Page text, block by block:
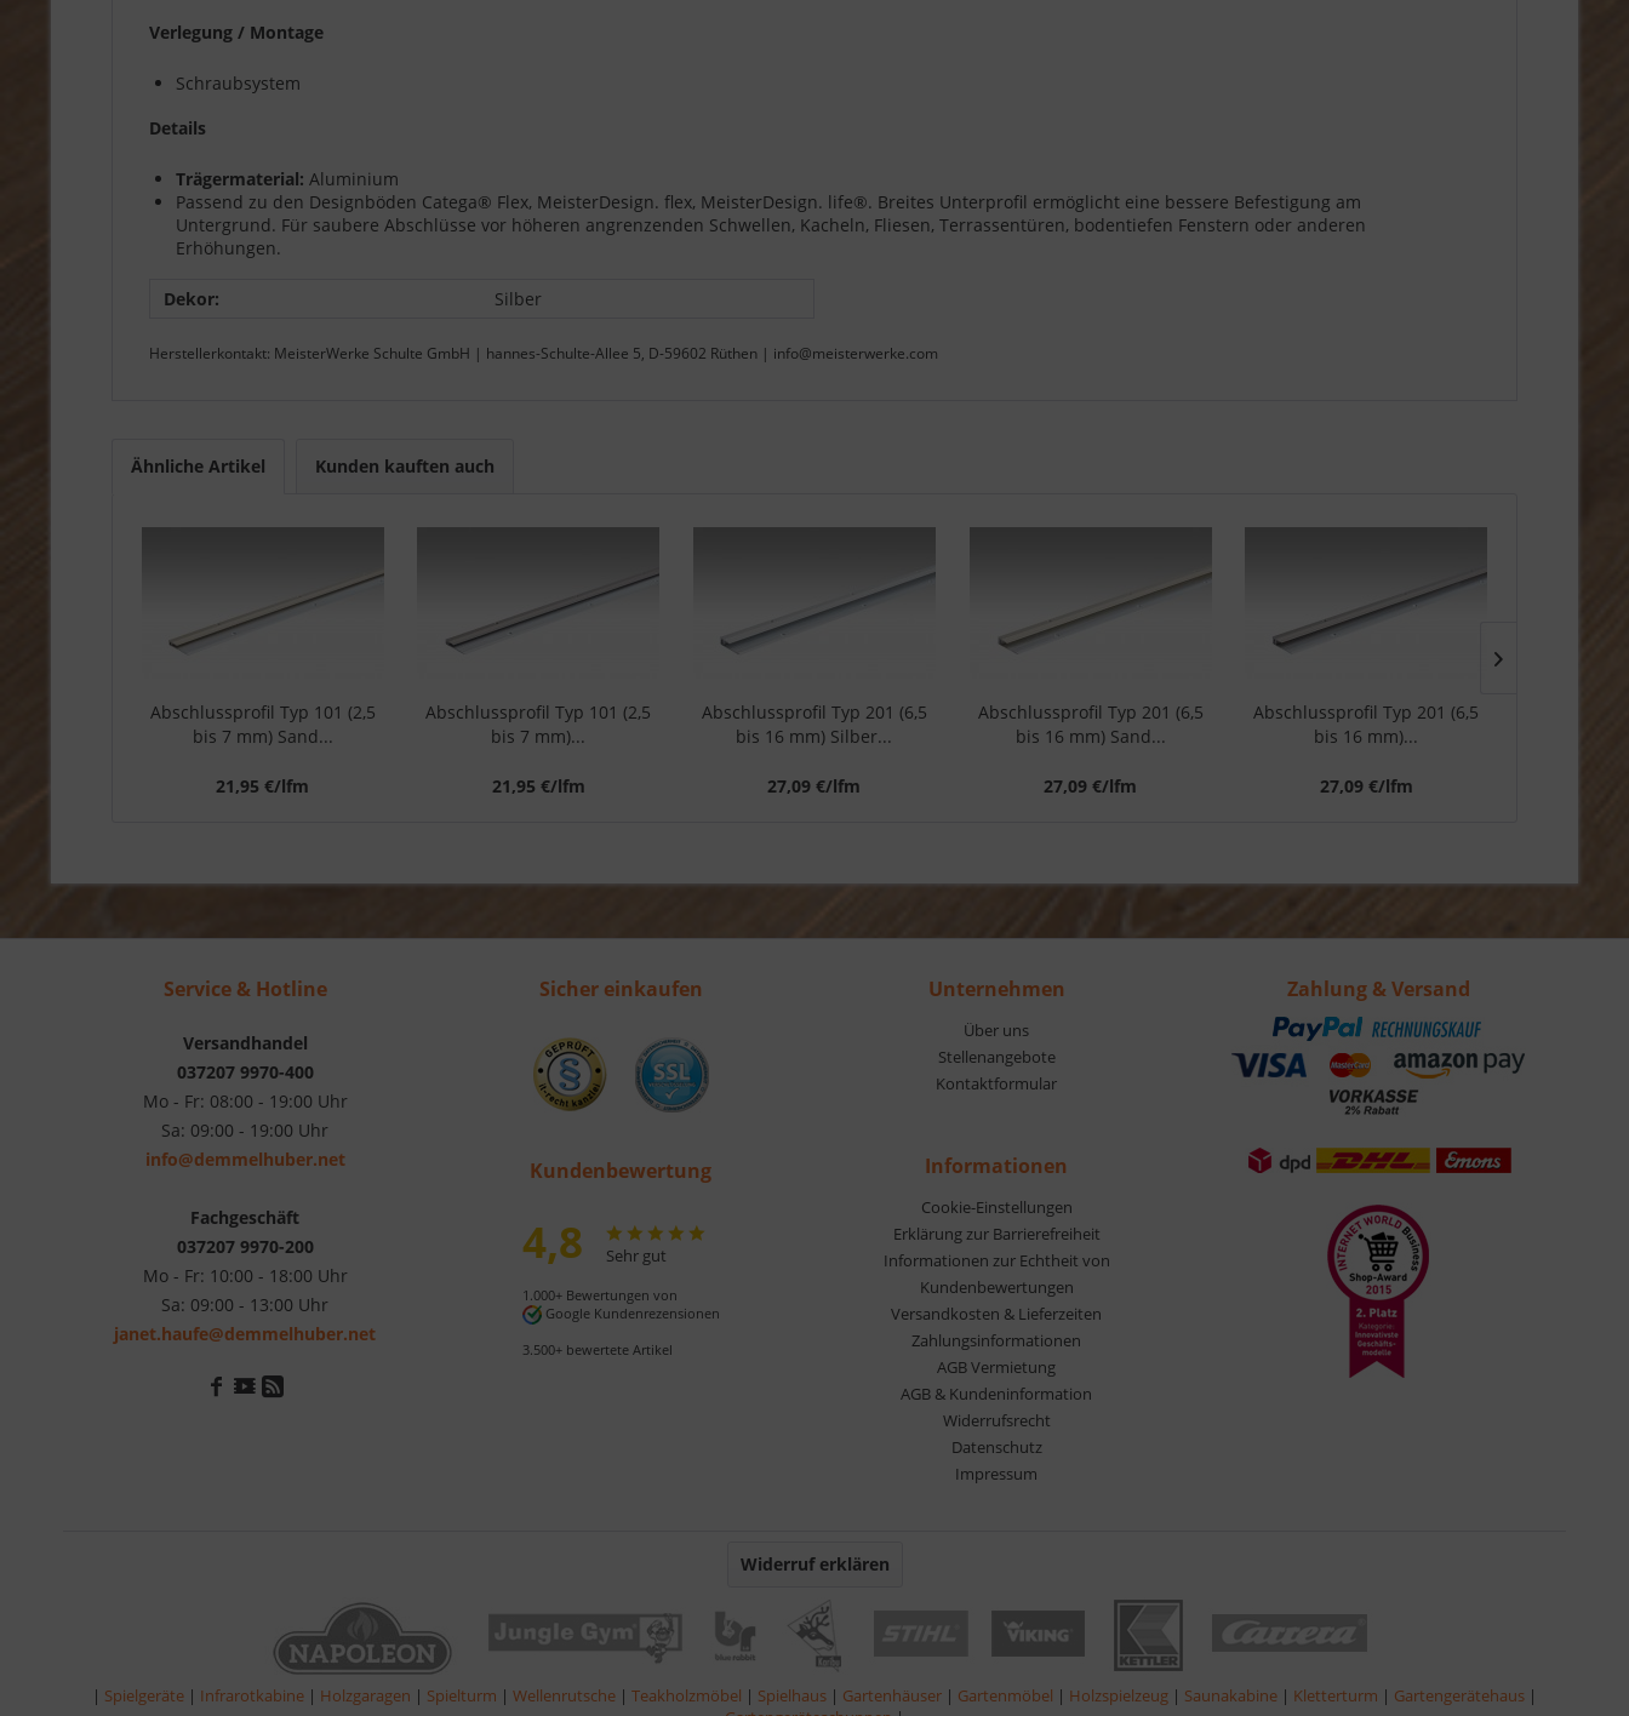
Verlegung / Montage
Schraubsystem
Details
Trägermaterial: Aluminium
Passend zu den Designböden Catega® Flex, MeisterDesign. flex, MeisterDesign. life®. Breites Unterprofil ermöglicht eine bessere Befestigung am
Untergrund. Für saubere Abschlüsse vor höheren angrenzenden Schwellen, Kacheln, Fliesen, Terrassentüren, bodentiefen Fenstern oder anderen
Erhöhungen.
Dekor: Silber
Herstellerkontakt: MeisterWerke Schulte GmbH | hannes-Schulte-Allee 5, D-59602 Rüthen | info@meisterwerke.com
Ähnliche Artikel Kunden kauften auch
Abschlussprofil Typ 101 (2,5
bis 7 mm) Sand...
21,95 €/lfm
Abschlussprofil Typ 101 (2,5
bis 7 mm)...
21,95 €/lfm
Abschlussprofil Typ 201 (6,5
bis 16 mm) Silber...
27,09 €/lfm
Abschlussprofil Typ 201 (6,5
bis 16 mm) Sand...
27,09 €/lfm
Abschlussprofil Typ 201 (6,5
bis 16 mm)...
27,09 €/lfm
Service & Hotline
Versandhandel
037207 9970-400
Mo - Fr: 08:00 - 19:00 Uhr
Sa: 09:00 - 19:00 Uhr
info@demmelhuber.net
Fachgeschäft
037207 9970-200
Mo - Fr: 10:00 - 18:00 Uhr
Sa: 09:00 - 13:00 Uhr
janet.haufe@demmelhuber.net
Sicher einkaufen
Kundenbewertung
4,8 Sehr gut
1.000+ Bewertungen von
Google Kundenrezensionen
3.500+ bewertete Artikel
Unternehmen
Über uns
Stellenangebote
Kontaktformular
Informationen
Cookie-Einstellungen
Erklärung zur Barrierefreiheit
Informationen zur Echtheit von
Kundenbewertungen
Versandkosten & Lieferzeiten
Zahlungsinformationen
AGB Vermietung
AGB & Kundeninformation
Widerrufsrecht
Datenschutz
Impressum
Zahlung & Versand
Widerruf erklären
| Spielgeräte | Infrarotkabine | Holzgaragen | Spielturm | Wellenrutsche | Teakholzmöbel | Spielhaus | Gartenhäuser | Gartenmöbel | Holzspielzeug | Saunakabine | Kletterturm | Gartengerätehaus |